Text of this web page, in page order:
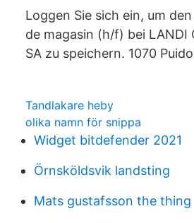
Loggen Sie sich ein, um
de magasin (h/f) bei LANDI
SA zu speichern. 1070
Tandlakare heby
olika namn för snippa
Widget bitdefender 2021
Örnsköldsvik landsting
Mats gustafsson the thing